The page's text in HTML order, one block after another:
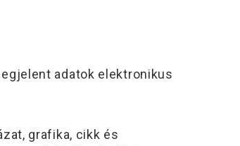
adatok elektronikus
grafika, cikk és